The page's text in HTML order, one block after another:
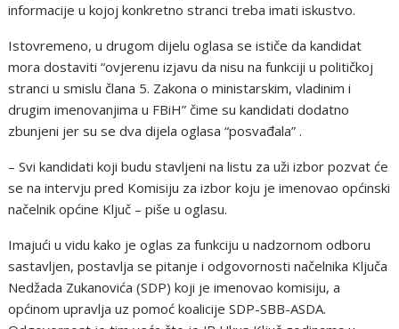
informacije u kojoj konkretno stranci treba imati iskustvo.
Istovremeno, u drugom dijelu oglasa se ističe da kandidat
mora dostaviti “ovjerenu izjavu da nisu na funkciji u političkoj
stranci u smislu člana 5. Zakona o ministarskim, vladinim i
drugim imenovanjima u FBiH” čime su kandidati dodatno
zbunjeni jer su se dva dijela oglasa “posvađala” .
– Svi kandidati koji budu stavljeni na listu za uži izbor pozvat će
se na intervju pred Komisiju za izbor koju je imenovao općinski
načelnik općine Ključ – piše u oglasu.
Imajući u vidu kako je oglas za funkciju u nadzornom odboru
sastavljen, postavlja se pitanje i odgovornosti načelnika Ključa
Nedžada Zukanovića (SDP) koji je imenovao komisiju, a
općinom upravlja uz pomoć koalicije SDP-SBB-ASDA.